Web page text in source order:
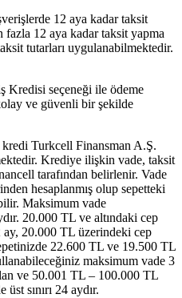
12 aya kadar taksit
12 aya kadar taksit yapma
tutarları uygulanabilmektedir.
Kredisi seçeneği ile ödeme
ve güvenli bir şekilde
Turkcell Finansman A.Ş.
Krediye ilişkin vade, taksit
tarafından belirlenir. Vade
hesaplanmış olup sepetteki
Maksimum vade
20.000 TL ve altındaki cep
ay, 20.000 TL üzerindeki cep
22.600 TL ve 19.500 TL
maksimum vade 3
ve 50.001 TL – 100.000 TL
sınırı 24 aydır.